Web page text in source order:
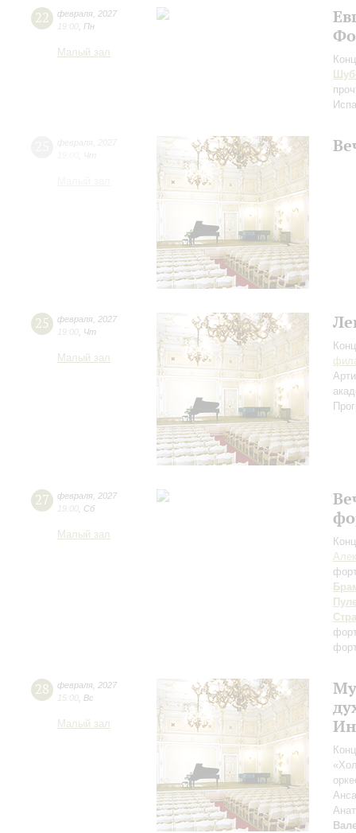
22 февраля 2027
19:00 Пн
Малый зал
25 февраля 2027
19:00 Чт
Малый зал
27 февраля 2027
19:00 Сб
Малый зал
28 февраля 2027
15:00 Вс
Малый зал